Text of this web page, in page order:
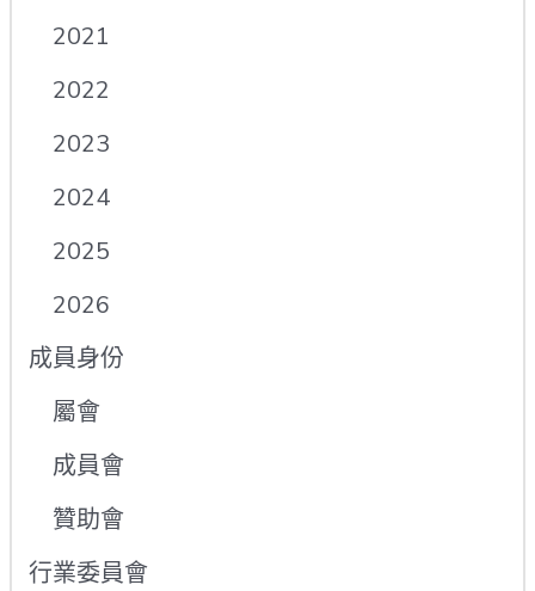
2021
2022
2023
2024
2025
2026
成員身份
屬會
成員會
贊助會
行業委員會